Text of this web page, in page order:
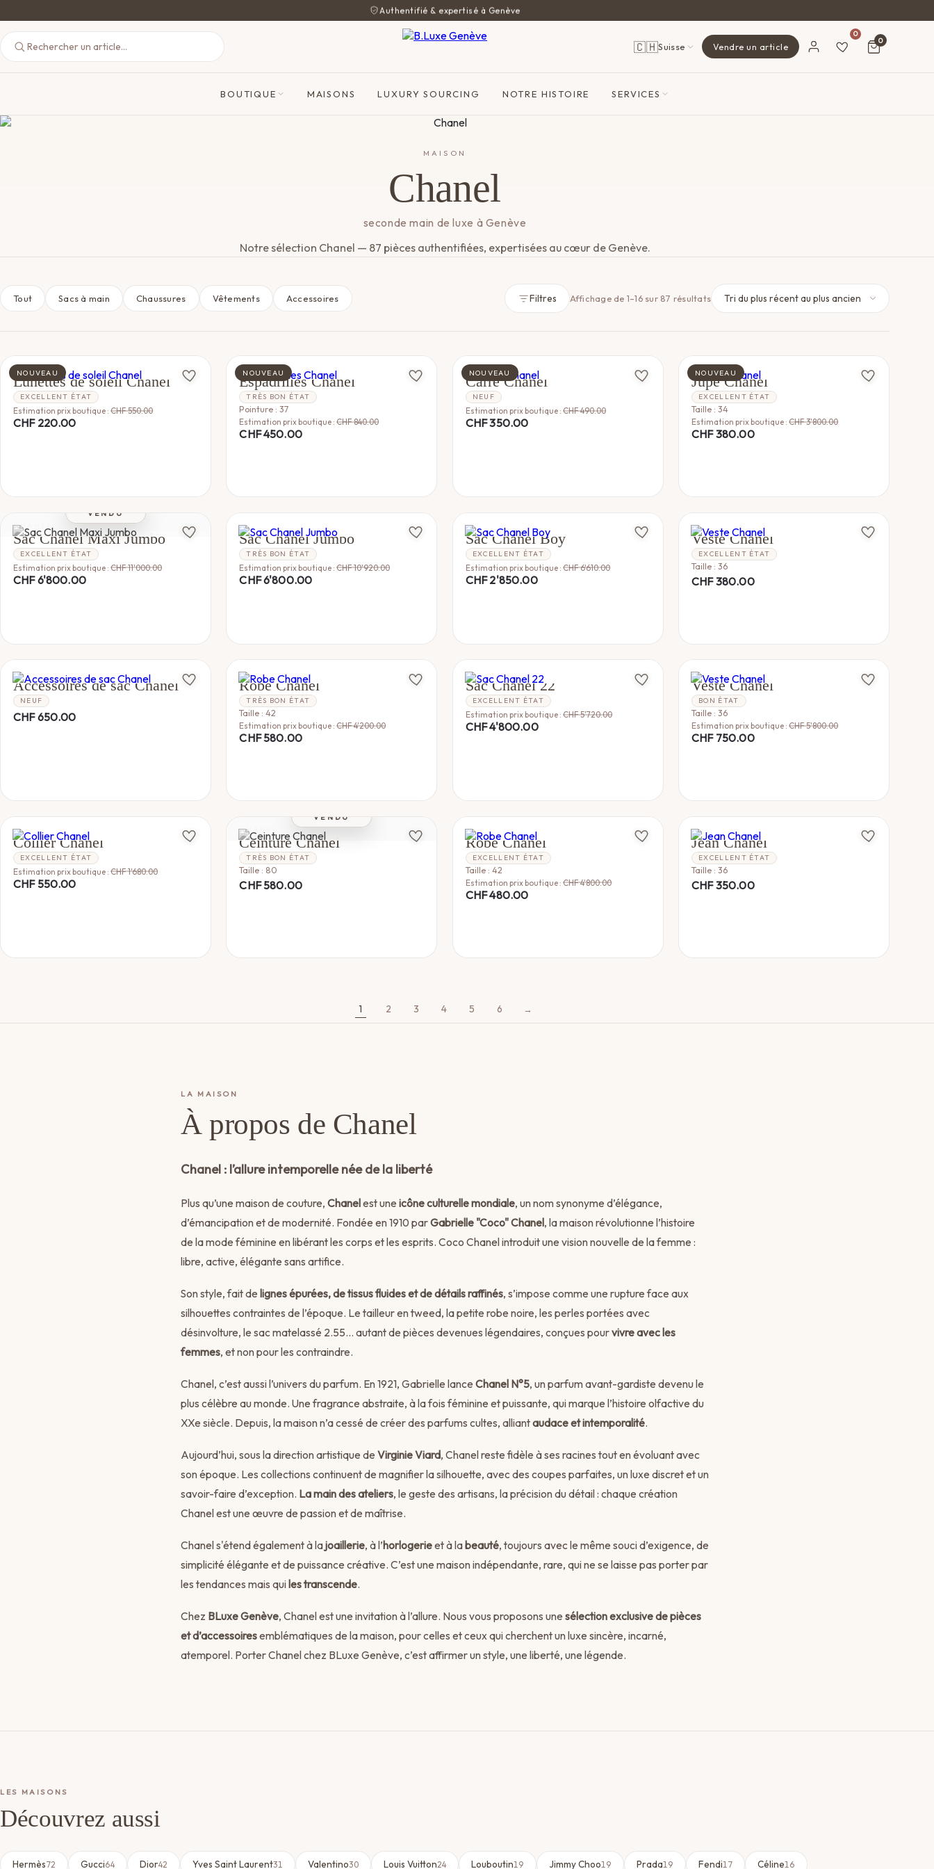
Authentifié & expertisé à Genève
🇨🇭Suisse Vendre un article
0
0
BOUTIQUE MAISONS LUXURY SOURCING NOTRE HISTOIRE SERVICES
MAISON
Chanel
seconde main de luxe à Genève
Notre sélection Chanel — 87 pièces authentifiées, expertisées au cœur de Genève.
Tout Sacs à main Chaussures Vêtements Accessoires Filtres Affichage de 1–16 sur 87 résultatsTrié
ancien
NOUVEAU
CHANEL
Lunettes de soleil Chanel
EXCELLENT ÉTAT
Estimation prix boutique : CHF550.00
CHF220.00
NOUVEAU
CHANEL
Espadrilles Chanel
TRÈS BON ÉTAT
Pointure : 37
Estimation prix boutique :CHF840.00
CHF450.00
NOUVEAU
CHANEL
Carré Chanel
NEUF
Estimation prix boutique : CHF490.00
CHF350.00
NOUVEAU
CHANEL
Jupe Chanel
EXCELLENT ÉTAT
Taille : 34
Estimation prix boutique :CHF3'800.00
CHF380.00
VENDU
CHANEL
Sac Chanel Maxi Jumbo
EXCELLENT ÉTAT
Estimation prix boutique : CHF11'000.00
CHF6'800.00
CHANEL
Sac Chanel Jumbo
TRÈS BON ÉTAT
Estimation prix boutique :CHF10'920.00
CHF6'800.00
CHANEL
Sac Chanel Boy
EXCELLENT ÉTAT
Estimation prix boutique : CHF6'610.00
CHF2'850.00
CHANEL
Veste Chanel
EXCELLENT ÉTAT
Taille : 36
CHF380.00
CHANEL
Accessoires de sac Chanel
NEUF
CHF650.00
CHANEL
Robe Chanel
TRÈS BON ÉTAT
Taille : 42
Estimation prix boutique :CHF4'200.00
CHF580.00
CHANEL
Sac Chanel 22
EXCELLENT ÉTAT
Estimation prix boutique : CHF5'720.00
CHF4'800.00
CHANEL
Veste Chanel
BON ÉTAT
Taille : 36
Estimation prix boutique :CHF5'800.00
CHF750.00
CHANEL
Collier Chanel
EXCELLENT ÉTAT
Estimation prix boutique : CHF1'680.00
CHF550.00
VENDU
CHANEL
Ceinture Chanel
TRÈS BON ÉTAT
Taille : 80
CHF580.00
CHANEL
Robe Chanel
EXCELLENT ÉTAT
Taille : 42
Estimation prix boutique : CHF4'800.00
CHF480.00
CHANEL
Jean Chanel
EXCELLENT ÉTAT
Taille : 36
CHF350.00
1 2 3 4 5 6 →
LA MAISON
À propos de Chanel
Chanel : l’allure intemporelle née de la liberté
Plus qu’une maison de couture, Chanelest une icône culturelle mondiale, un nom synonyme d’élégance,
d’émancipation et de modernité. Fondée en 1910 parGabrielle "Coco" Chanel, la maison révolutionne l’histoire
de la mode féminine en libérant les corps et les esprits. Coco Chanel introduit une vision nouvelle de la femme :
libre, active, élégante sans artifice.
Son style, fait de lignes épurées, de tissus fluides et de détails raffinés, s’impose comme une rupture face aux
silhouettes contraintes de l’époque. Le tailleur en tweed, la petite robe noire, les perles portées avec
désinvolture, le sac matelassé 2.55… autant de pièces devenues légendaires, conçues pourvivre avec les
femmes, et non pour les contraindre.
Chanel, c’est aussi l’univers du parfum. En 1921, Gabrielle lance Chanel N°5, un parfum avant-gardiste devenu le
plus célèbre au monde. Une fragrance abstraite, à la fois féminine et puissante, qui marque l’histoire olfactive du
XXe siècle. Depuis, la maison n’a cessé de créer des parfums cultes, alliantaudace et intemporalité.
Aujourd’hui, sous la direction artistique de Virginie Viard, Chanel reste fidèle à ses racines tout en évoluant avec
son époque. Les collections continuent de magnifier la silhouette, avec des coupes parfaites, un luxe discret et un
savoir-faire d’exception. La main des ateliers, le geste des artisans, la précision du détail : chaque création
Chanel est une œuvre de passion et de maîtrise.
Chanel s'étend également à lajoaillerie, à l’horlogerieet à labeauté, toujours avec le même souci d’exigence, de
simplicité élégante et de puissance créative. C’est une maison indépendante, rare, qui ne se laisse pas porter par
les tendances mais qui les transcende.
Chez BLuxe Genève, Chanel est une invitation à l’allure. Nous vous proposons une sélection exclusive de pièces
et d’accessoiresemblématiques de la maison, pour celles et ceux qui cherchent un luxe sincère, incarné,
atemporel. Porter Chanel chez BLuxe Genève, c’est affirmer un style, une liberté, une légende.
LES MAISONS
Découvrez aussi
Hermès72 Gucci64 Dior42 Yves Saint Laurent31 Valentino30 Louis Vuitton24 Louboutin19 Jimmy Choo19 Prada19 Fendi17 Céline16